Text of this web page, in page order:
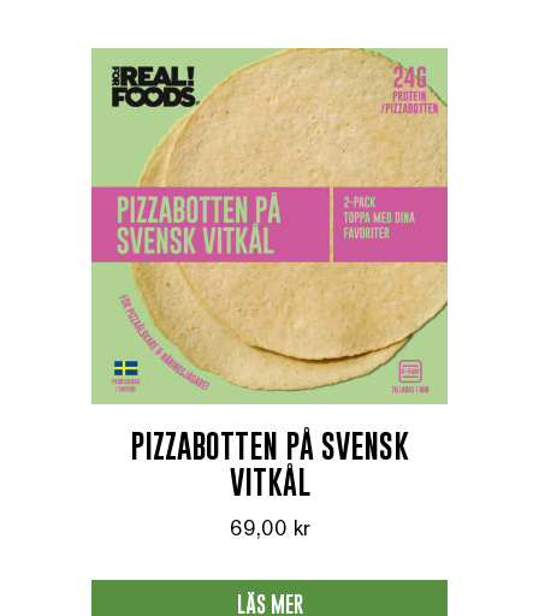
PIZZABOTTEN PÅ SVENSK
VITKÅL
69,00 kr
LÄS MER